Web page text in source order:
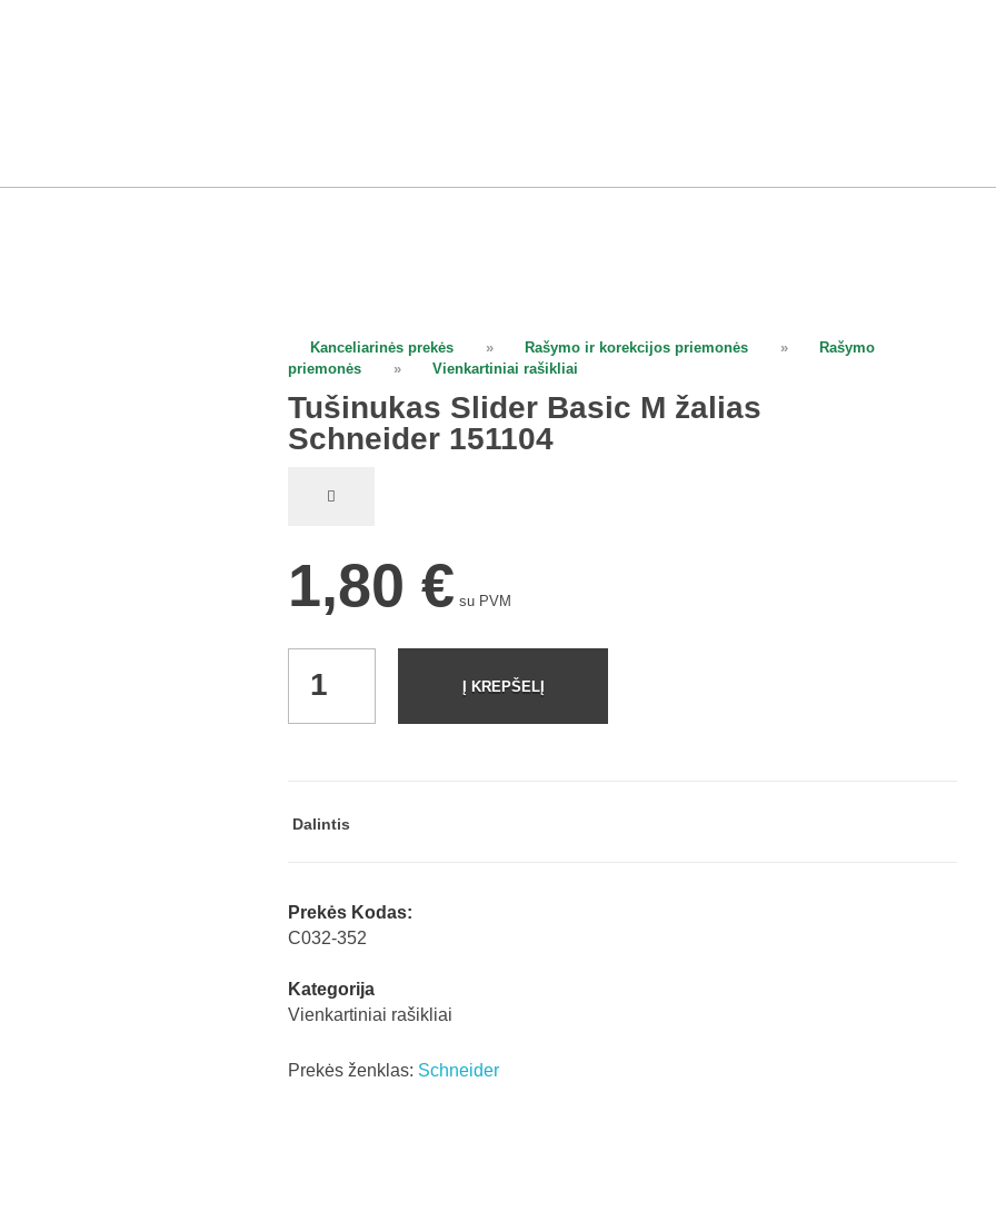
Kanceliarinės prekės » Rašymo ir korekcijos priemonės »
Rašymo
priemonės
» Vienkartiniai rašikliai
Tušinukas Slider Basic M žalias
Schneider 151104
1,80 € su PVM
Slider
Basic
Į KREPŠELĮ
Dalintis
Prekės Kodas:
C032-352
Kategorija
Vienkartiniai rašikliai
Prekės ženklas: Schneider